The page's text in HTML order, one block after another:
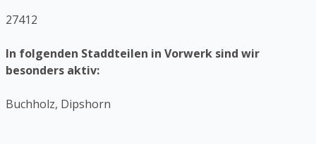
27412
In folgenden Staddteilen in Vorwerk sind wir
besonders aktiv:
Buchholz, Dipshorn